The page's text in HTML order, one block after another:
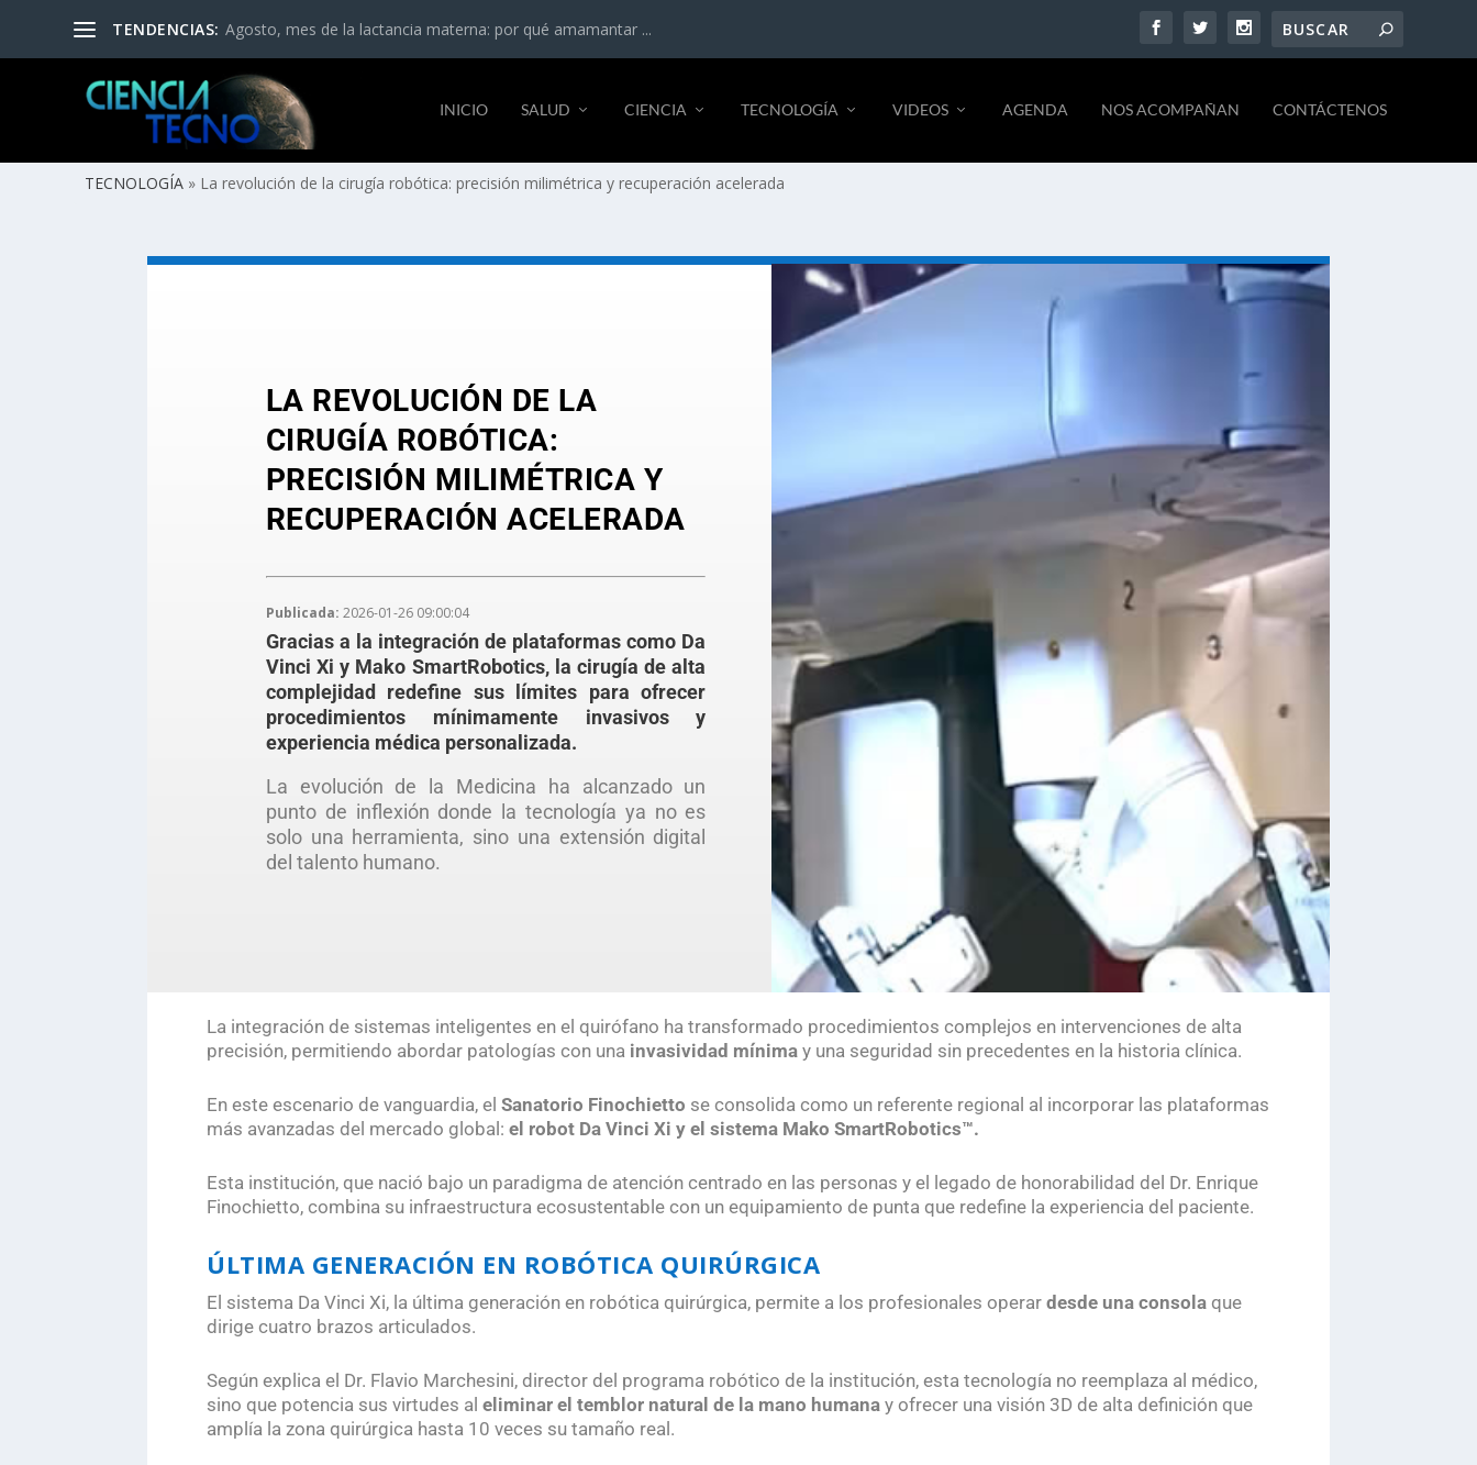
TENDENCIAS: Agosto, mes de la lactancia materna: por qué amamantar ...
INICIO SALUD CIENCIA TECNOLOGÍA VIDEOS AGENDA NOS ACOMPAÑAN CONTÁCTENOS
TECNOLOGÍA » La revolución de la cirugía robótica: precisión milimétrica y recuperación acelerada
LA REVOLUCIÓN DE LA
CIRUGÍA ROBÓTICA:
PRECISIÓN MILIMÉTRICA Y
RECUPERACIÓN ACELERADA
Publicada: 2026-01-26 09:00:04
Gracias a la integración de plataformas como Da
Vinci Xi y Mako SmartRobotics, la cirugía de alta
complejidad redefine sus límites para ofrecer
procedimientos mínimamente invasivos y
experiencia médica personalizada.
La evolución de la Medicina ha alcanzado un
punto de inflexión donde la tecnología ya no es
solo una herramienta, sino una extensión digital
del talento humano.
La integración de sistemas inteligentes en el quirófano ha transformado procedimientos complejos en intervenciones de alta
precisión, permitiendo abordar patologías con una invasividad mínima y una seguridad sin precedentes en la historia clínica.
En este escenario de vanguardia, elSanatorio Finochietto se consolida como un referente regional al incorporar las plataformas
más avanzadas del mercado global:el robot Da Vinci Xi y el sistema Mako SmartRobotics™.
Esta institución, que nació bajo un paradigma de atención centrado en las personas y el legado de honorabilidad del Dr. Enrique
Finochietto, combina su infraestructura ecosustentable con un equipamiento de punta que redefine la experiencia del paciente.
ÚLTIMA GENERACIÓN EN ROBÓTICA QUIRÚRGICA
El sistema Da Vinci Xi, la última generación en robótica quirúrgica, permite a los profesionales operar desde una consolaque
dirige cuatro brazos articulados.
Según explica el Dr. Flavio Marchesini, director del programa robótico de la institución, esta tecnología no reemplaza al médico,
sino que potencia sus virtudes al eliminar el temblor natural de la mano humanay ofrecer una visión 3D de alta definición que
amplía la zona quirúrgica hasta 10 veces su tamaño real.